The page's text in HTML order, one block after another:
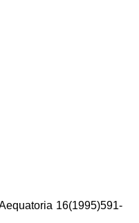
16(1995)591-